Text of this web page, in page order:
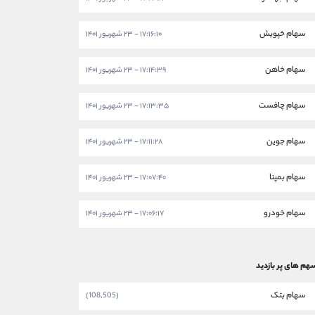
سهام خپویش ۱۷:۱۶:۱۰ - ۲۳ شهریور ۱۴۰۱
سهام خاهن ۱۷:۱۴:۳۹ - ۲۳ شهریور ۱۴۰۱
سهام چافست ۱۷:۱۳:۳۵ - ۲۳ شهریور ۱۴۰۱
سهام جوین ۱۷:۱۱:۲۸ - ۲۳ شهریور ۱۴۰۱
سهام بمپنا ۱۷:۰۷:۴۰ - ۲۳ شهریور ۱۴۰۱
سهام خودرو ۱۷:۰۶:۱۷ - ۲۳ شهریور ۱۴۰۱
های پر بازدید
سهام بتک (108,505)